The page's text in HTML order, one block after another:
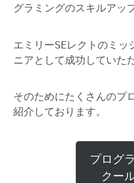
グラミングのスキルアッ
エミリーSEレクトのミ
ニアとして成功していた
そのためにたくさんのプ
紹介しております。
プログ
クー